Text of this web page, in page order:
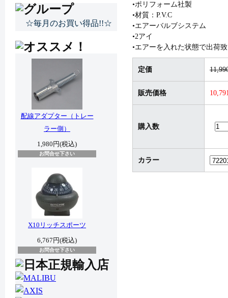
•ポリフォーム社製
•材質：P.V.C
•エアーバルブシステム
•2アイ
•エアーを入れた状態で出荷
定価
販売価格
購入数
カラー
☆毎月のお買い得品!!☆
配線アダプター（トレー
ラー側）
1,980円(税込)
お問合せ下さい
X10リッチスポーツ
6,767円(税込)
お問合せ下さい